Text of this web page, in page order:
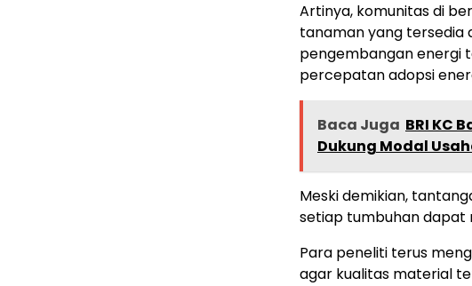
Artinya, komunitas di
tanaman yang tersedia
pengembangan energi
percepatan adopsi
Baca Juga BRI KC
Dukung Modal
Meski demikian,
setiap tumbuhan dapat
Para peneliti terus
agar kualitas material